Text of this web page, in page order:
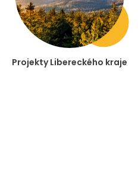
Projekty Libereckého kraje